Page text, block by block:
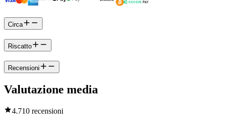
Circa
Riscatto
Recensioni
Valutazione media
4.710 recensioni